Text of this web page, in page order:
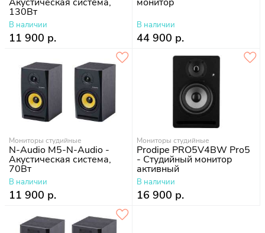
130Вт
В наличии
11 900 р.
В наличии
44 900 р.
Мониторы студийные
N-Audio M5-N-Audio -
Акустическая система,
70Вт
В наличии
11 900 р.
Мониторы студийные
Prodipe PRO5V4BW Pro5
- Студийный монитор
активный
В наличии
16 900 р.